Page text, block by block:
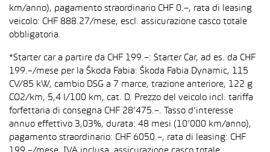
km/anno), pagamento straordinario CHF 0.–, rata di leasing
veicolo: CHF 888.27/mese, escl. assicurazione casco totale
obbligatoria.
*Starter car a partire da CHF 199.–: Starter Car, ad es. da CHF
199.–/mese per la Škoda Fabia: Škoda Fabia Dynamic, 115
CV/85 kW, cambio DSG a 7 marce, trazione anteriore, 122 g
CO2/km, 5,4 l/100 km, cat. D. Prezzo del veicolo incl. tariffa
forfettaria di consegna CHF 28’475.–. Tasso d’interesse
annuo effettivo 3,03%, durata: 48 mesi (10’000 km/anno),
pagamento straordinario: CHF 6050.–, rata di leasing: CHF